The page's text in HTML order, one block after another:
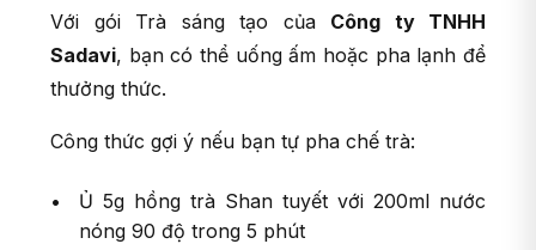
Với gói Trà sáng tạo của
Công ty TNHH
Sadavi, bạn có thể uống ấm hoặc pha lạnh để
thưởng thức.
Công thức gợi ý nếu bạn tự pha chế trà:
Ủ 5g hồng trà Shan tuyết với 200ml nước
nóng 90 độ trong 5 phút